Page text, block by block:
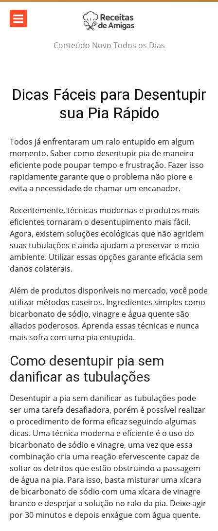
Skip
content
Conteúdo Novo Todos os Dias
Dicas Fáceis para Desentupir
sua Pia Rápido
Todos já enfrentaram um ralo entupido em algum
momento. Saber como desentupir pia de maneira
eficiente pode poupar tempo e frustração. Fazer isso
rapidamente garante que o problema não piore e
evita a necessidade de chamar um encanador.
Recentemente, técnicas modernas e produtos mais
eficientes tornaram o desentupimento mais fácil.
Agora, existem soluções ecológicas que não agridem
suas tubulações e ainda ajudam a preservar o meio
ambiente. Utilizar essas opções garante eficácia sem
danos colaterais.
Além de produtos disponíveis no mercado, você pode
utilizar métodos caseiros. Ingredientes simples como
bicarbonato de sódio, vinagre e água quente são
aliados poderosos. Aprenda essas técnicas e nunca
mais sofra com uma pia entupida.
Como desentupir pia sem
danificar as tubulações
Desentupir a pia sem danificar as tubulações pode
ser uma tarefa desafiadora, porém é possível realizar
o procedimento de forma eficaz seguindo algumas
dicas. Uma técnica moderna e eficiente é o uso do
bicarbonato de sódio e vinagre, uma vez que essa
combinação cria uma reação efervescente capaz de
soltar os detritos que estão obstruindo a passagem
de água na pia. Para isso, basta misturar uma xícara
de bicarbonato de sódio com uma xícara de vinagre
branco e despejar a solução no ralo da pia. Deixe agir
por 30 minutos e depois enxágue com água quente.